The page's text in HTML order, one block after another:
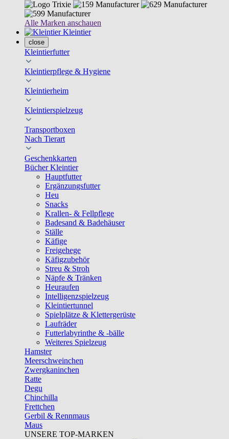
Alle Marken anschauen
Kleintier
close
Kleintierfutter
Kleintierpflege & Hygiene
Kleintierheim
Kleintierspielzeug
Transportboxen
Nach Tierart
Geschenkkarten
Bücher Kleintier
Hauptfutter
Ergänzungsfutter
Heu
Snacks
Krallen- & Fellpflege
Badesand & Badehäuser
Ställe
Käfige
Freigehege
Käfigzubehör
Streu & Stroh
Näpfe & Tränken
Heuraufen
Intelligenzspielzeug
Kleintiertunnel
Spielplätze & Klettergerüste
Laufräder
Futterlabyrinthe & -bälle
Weiteres Spielzeug
Hamster
Meerschweinchen
Zwergkaninchen
Ratte
Degu
Chinchilla
Frettchen
Gerbil & Rennmaus
Maus
UNSERE TOP-MARKEN